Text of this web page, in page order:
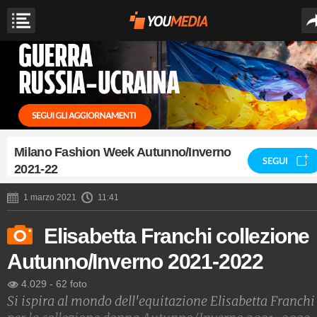
Milano Fashion Week Autunno/Inverno
2021-22
SEGUI
1 marzo 2021 11:41
Elisabetta Franchi collezione
Autunno/Inverno 2021-2022
4.029 - 62 foto
Si ispira al mondo dell'equitazione Elisabetta Franchi